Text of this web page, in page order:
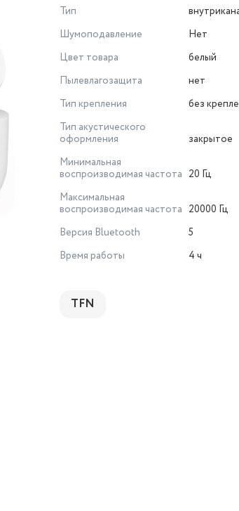
Тип
Шумоподавление
Нет
Цвет товара
белый
Пылевлагозащита
нет
Тип крепления
без
Тип акустического
оформления
закрытое
Минимальная
воспроизводимая частота 20 Гц
Максимальная
воспроизводимая частота 20000 Гц
Версия Bluetooth
5
Время работы
4 ч
TFN